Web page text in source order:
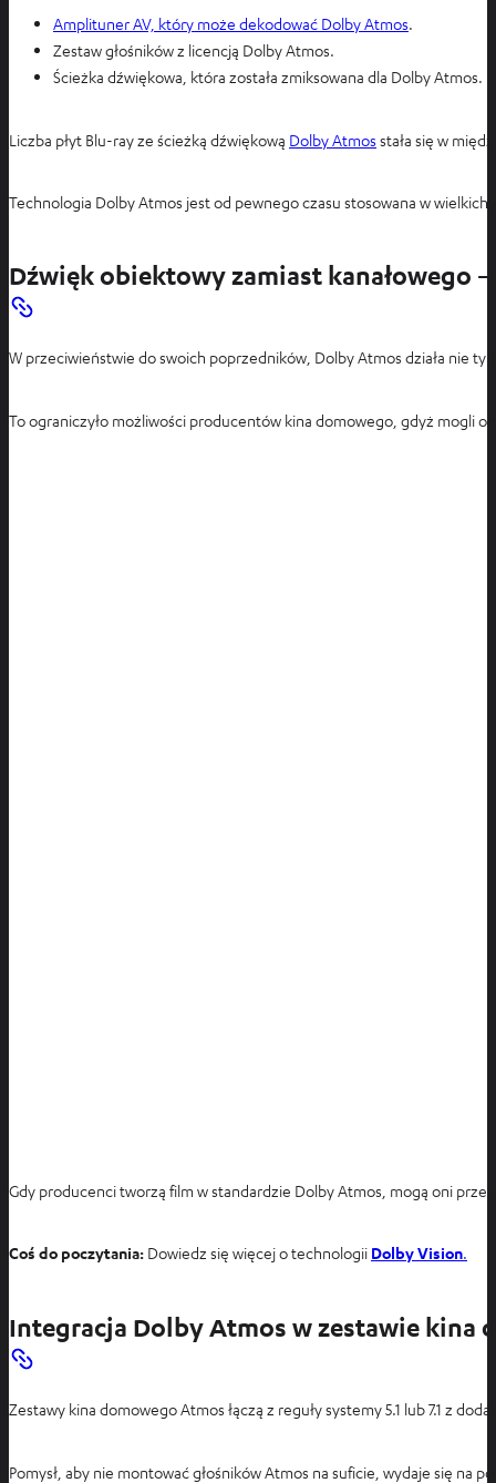
Amplituner AV, który może dekodować Dolby Atmos.
Zestaw głośników z licencją Dolby Atmos.
Ścieżka dźwiękowa, która została zmiksowana dla Dolby Atmos.
Liczba płyt Blu-ray ze ścieżką dźwiękową Dolby Atmos stała się w
Technologia Dolby Atmos jest od pewnego czasu stosowana w
Dźwięk obiektowy zamiast kanałowego
W przeciwieństwie do swoich poprzedników, Dolby Atmos działa nie
To ograniczyło możliwości producentów kina domowego, gdyż mogli
Gdy producenci tworzą film w standardzie Dolby Atmos, mogą oni
Coś do poczytania: Dowiedz się więcej o technologii Dolby Vision.
Integracja Dolby Atmos w zestawie kina
Zestawy kina domowego Atmos łączą z reguły systemy 5.1 lub 7.1 z
Pomysł, aby nie montować głośników Atmos na suficie, wydaje się